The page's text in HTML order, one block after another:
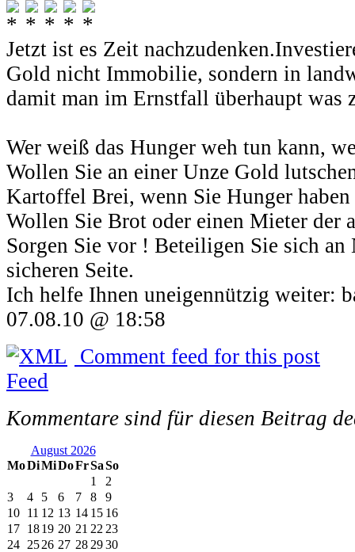
Jetzt ist es Zeit
Gold nicht Immobilie, sondern in
damit man im Ernstfall überhaupt was
Wer weiß das Hunger weh tun kann,
Wollen Sie an einer Unze Gold
Kartoffel Brei, wenn Sie Hunger haben
Wollen Sie Brot oder einen Mieter der
Sorgen Sie vor ! Beteiligen Sie sich an
sicheren Seite.
Ich helfe Ihnen uneigennützig weiter:
07.08.10 @ 18:58
Comment feed for this post
Kommentare sind für diesen Beitrag
August 2026
MoDiMiDoFrSaSo
1
2
3
4 5 6 7 8
9
10 11 12 13 14 15 16
17 1819 20 21 22 23
24 2526 27 28 2930